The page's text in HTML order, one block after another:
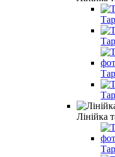
Лінійка